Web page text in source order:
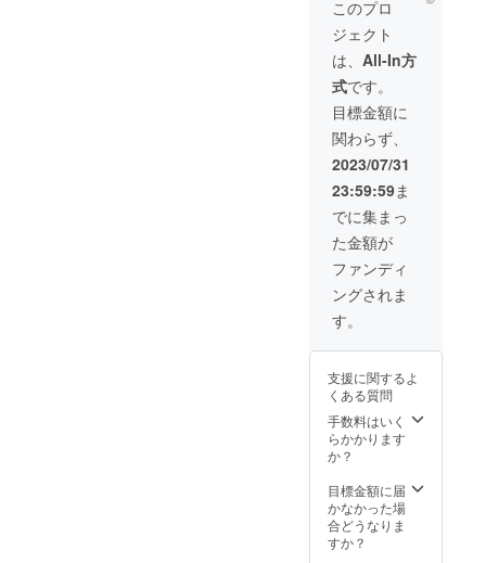
手紙を
お送り
しま
す。
わせて
いただ
きま
す。 ぜ
ひ高校
生に御
社をア
ピール
し、高
校生の
お話も
聞いて
みてく
ださ
い。 ※
開催日
時はク
ディン
後別途
ご連絡
し調整
させて
一緒す
る高校
生は最
このプロ
ジェクト
は、 All-In方
式です。
目標金額に
関わらず、
2023/07/31
23:59:59ま
でに集まっ
た金額が
ファンディ
ングされま
す。
支援に関するよ
くある質問
手数料はいく
らかかります
か？
目標金額に届
かなかった場
合どうなりま
すか？